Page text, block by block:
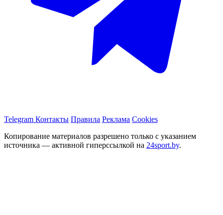
Telegram Контакты Правила Реклама Cookies
Копирование материалов разрешено только с указанием
источника — активной гиперссылкой на 24sport.by.